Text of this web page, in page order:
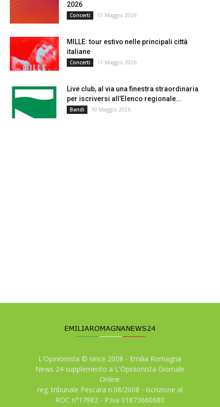
2026
Concerti 11 Maggio 2026
MILLE: tour estivo nelle principali città
italiane
Concerti 11 Maggio 2026
Live club, al via una finestra straordinaria
per iscriversi all’Elenco regionale...
Bandi 10 Maggio 2026
L'Opinionista © since 2008 - Emilia Romagna
News 24 supplemento a L'Opinionista Giornale
Online
reg. tribunale Pescara n.08/2008 - iscrizione al
ROC n°17982 - P.iva 01873660680